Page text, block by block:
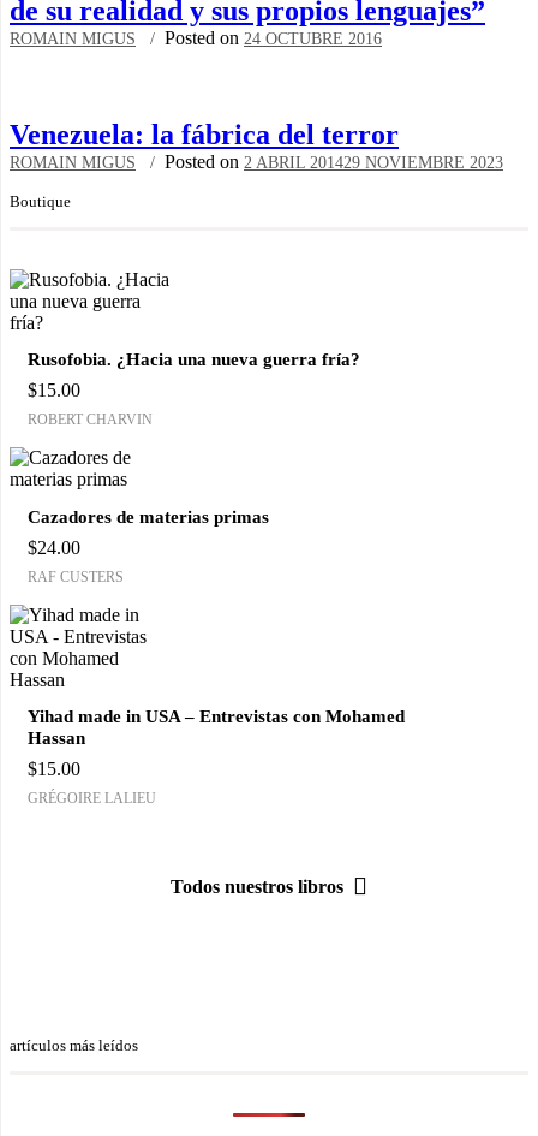
de su realidad y sus propios lenguajes”
ROMAIN MIGUS Posted on 24 OCTUBRE 2016
Venezuela: la fábrica del terror
ROMAIN MIGUS Posted on 2 ABRIL 201429 NOVIEMBRE 2023
Boutique
Rusofobia. ¿Hacia una nueva guerra fría?
$15.00
ROBERT CHARVIN
Cazadores de materias primas
$24.00
RAF CUSTERS
Yihad made in USA – Entrevistas con Mohamed
Hassan
$15.00
GRÉGOIRE LALIEU
Todos nuestros libros
artículos más leídos